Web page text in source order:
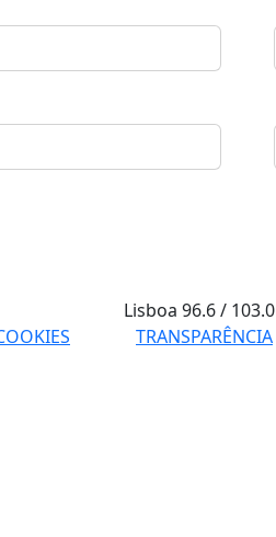
Lisboa96.6 / 103.0
TRANSPARÊNCIA